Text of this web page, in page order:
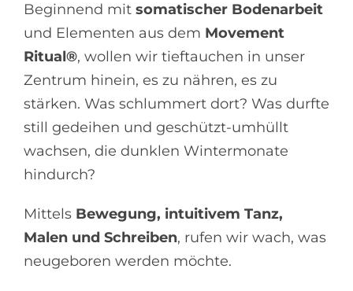
Beginnend mit somatischer Bodenarbeit
und Elementen aus dem Movement
Ritual®, wollen wir tieftauchen in unser
Zentrum hinein, es zu nähren, es zu
stärken. Was schlummert dort? Was durfte
still gedeihen und geschützt-umhüllt
wachsen, die dunklen Wintermonate
hindurch?
Mittels Bewegung, intuitivem Tanz,
Malen und Schreiben, rufen wir wach, was
neugeboren werden möchte.